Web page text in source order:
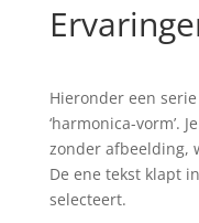
Hieronder een
‘harmonica-vorm’.
zonder afbeelding,
De ene tekst klapt
selecteert.